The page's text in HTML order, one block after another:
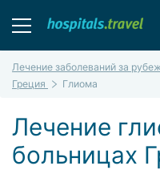
Лечение заболеваний за
Греция
Глиома
Лечение
больницах